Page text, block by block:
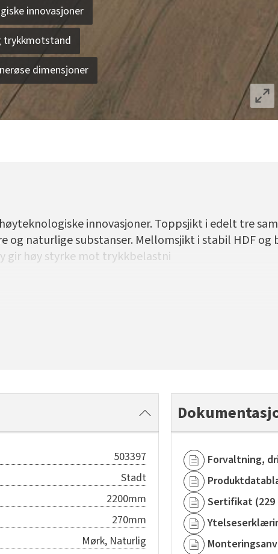
innovasjoner
trykkmotstand
dimensjoner
innovasjoner. Toppsjikt i edelt tre
og naturlige substanser. Mellomsjikt i stabil HDF og
gir høy styrke mot trykkbelastni
503397
Stadt
2200mm
270mm
Mørk, Naturlig
Forvaltning,
Sertifikat (229